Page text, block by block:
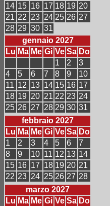
14 15 16 17 18 19 20
21 22 23 24 25 26 27
28 29 30 31
gennaio 2027
Lu Ma Me Gi Ve Sa Do
1
2
3
4
5 6 7 8 9
10
11 12 13 14 15 16 17
18 19 20 21 22 23 24
25 26 27 28 29 30 31
febbraio 2027
Lu Ma Me Gi Ve Sa Do
1
2 3 4 5 6
7
8
9 10 11 12 13 14
15 16 17 18 19 20 21
22 23 24 25 26 27 28
marzo 2027
Lu Ma Me Gi Ve Sa Do